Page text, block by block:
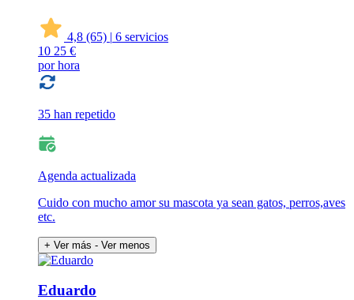
4,8 (65) | 6 servicios
10 25 €
por hora
35 han repetido
Agenda actualizada
Cuido con mucho amor su mascota ya sean gatos, perros,aves
etc.
+ Ver más - Ver menos
Eduardo